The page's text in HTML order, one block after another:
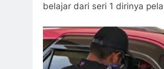
belajar dari seri 1 dirinya